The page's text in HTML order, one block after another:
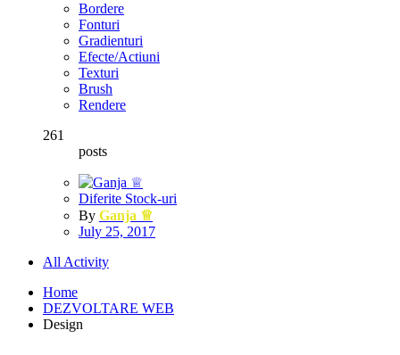
Bordere
Fonturi
Gradienturi
Efecte/Actiuni
Texturi
Brush
Rendere
261
posts
Diferite Stock-uri
By Ganja ♕
July 25, 2017
All Activity
Home
DEZVOLTARE WEB
Design